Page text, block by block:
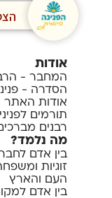
אודות
המחבר -
הסדרה -
אודות האתר
תורמים
רבנים
מה נלמד?
בין אדם
זוגיות
העם והארץ
בין אדם